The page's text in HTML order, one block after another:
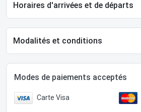
Horaires d'arrivées et de départs
Modalités et conditions
Modes de paiements acceptés
Carte Visa